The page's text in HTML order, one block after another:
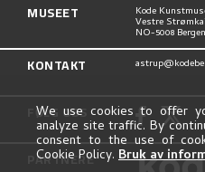
MUSEET Kode
Vestre
NO-5008 Bergen
KONTAKT
FØLG OSS
PARTNERE
We use cookies to offer
analyze site traffic. By
consent to the use of
Cookie Policy. Bruk av